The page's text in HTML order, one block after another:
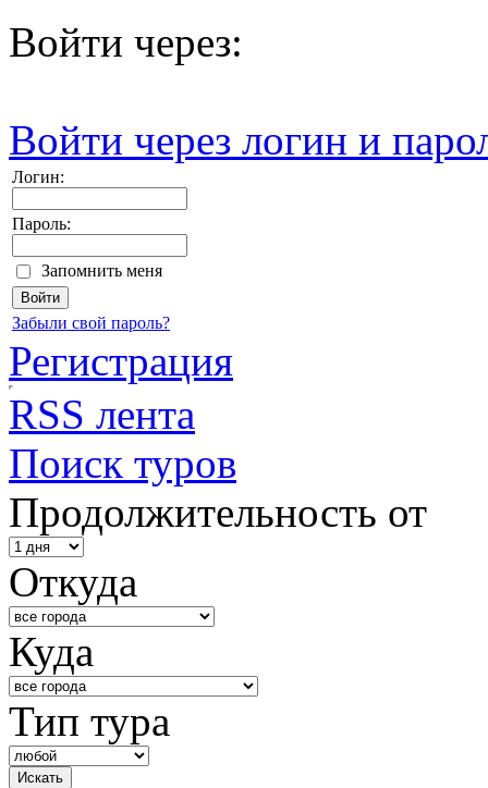
Войти через:
Войти через логин и
Логин:
Пароль:
Запомнить меня
Забыли свой пароль?
Регистрация
RSS лента
Поиск туров
Продолжительность от
Откуда
Куда
Тип тура